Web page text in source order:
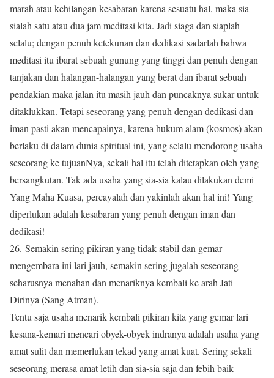
marah atau kehilangan kesabaran karena sesuatu hal, maka sia-
sialah satu atau dua jam meditasi kita. Jadi siaga dan siaplah
selalu; dengan penuh ketekunan dan dedikasi sadarlah bahwa
meditasi itu ibarat sebuah gunung yang tinggi dan penuh dengan
tanjakan dan halangan-halangan yang berat dan ibarat sebuah
pendakian maka jalan itu masih jauh dan puncaknya sukar untuk
ditaklukkan. Tetapi seseorang yang penuh dengan dedikasi dan
iman pasti akan mencapainya, karena hukum alam (kosmos) akan
berlaku di dalam dunia spiritual ini, yang selalu mendorong usaha
seseorang ke tujuanNya, sekali hal itu telah ditetapkan oleh yang
bersangkutan. Tak ada usaha yang sia-sia kalau dilakukan demi
Yang Maha Kuasa, percayalah dan yakinlah akan hal ini! Yang
diperlukan adalah kesabaran yang penuh dengan iman dan
dedikasi!
26. Semakin sering pikiran yang tidak stabil dan gemar
mengembara ini lari jauh, semakin sering jugalah seseorang
seharusnya menahan dan menariknya kembali ke arah Jati
Dirinya (Sang Atman).
Tentu saja usaha menarik kembali pikiran kita yang gemar lari
kesana-kemari mencari obyek-obyek indranya adalah usaha yang
amat sulit dan memerlukan tekad yang amat kuat. Sering sekali
seseorang merasa amat letih dan sia-sia saja dan febih baik